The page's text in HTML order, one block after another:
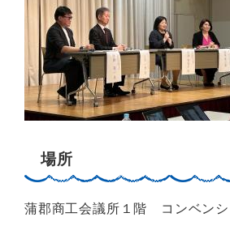
場所
蒲郡商工会議所１階 コンベンシ